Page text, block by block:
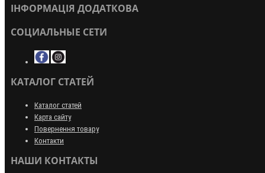
ІНФОРМАЦІЯ ДОДАТКОВА
СОЦИАЛЬНЫЕ СЕТИ
КАТАЛОГ СТАТЕЙ
Каталог статей
Карта сайту
Повернення товару
Контакти
НАШИ КОНТАКТЫ